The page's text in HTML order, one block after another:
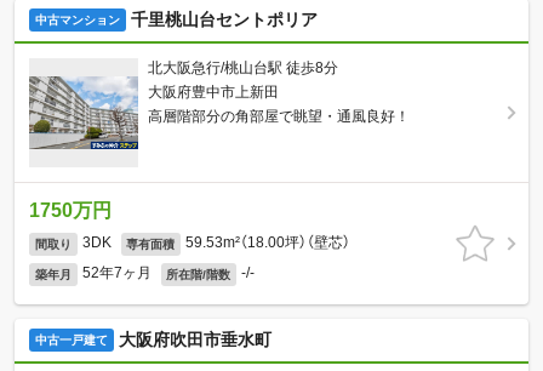
中古マンション 千里桃山台セントポリア
北大阪急行/桃山台駅 徒歩8分
大阪府豊中市上新田
高層階部分の角部屋で眺望・通風良好！
1750万円
間取り 3DK 専有面積 59.53m²（18.00坪）（壁芯）
築年月 52年7ヶ月 所在階/階数 -/-
中古一戸建て 大阪府吹田市垂水町